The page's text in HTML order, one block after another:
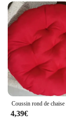
4,39€